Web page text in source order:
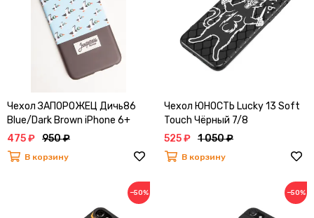
Чехол ЗАПОРОЖЕЦ Дичь86
Blue/Dark Brown iPhone 6+
475 ₽ 950 ₽
В корзину
Чехол ЮНОСТЬ Lucky 13 Soft
Touch Чёрный 7/8
525 ₽ 1 050 ₽
В корзину
−50% −50%